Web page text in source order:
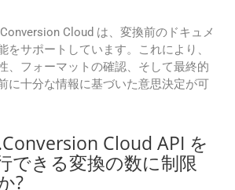
Cloud は、変換前のドキュメ
をサポートしています。これにより、
、フォーマットの確認、そして最終的
に十分な情報に基づいた意思決定が可
Cloud API を
できる変換の数に制限
?